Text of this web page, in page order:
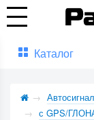
Каталог
с GPS/